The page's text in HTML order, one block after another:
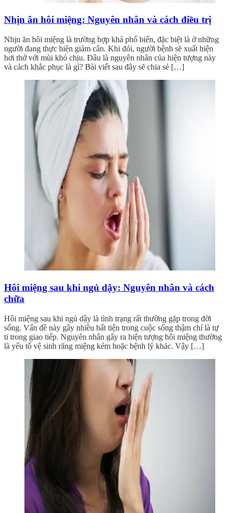
Nhịn ăn hôi miệng: Nguyên nhân và cách điều trị
Nhịn ăn hôi miệng là trường hợp khá phổ biến, đặc biệt là ở những
người đang thực hiện giảm cân. Khi đói, người bệnh sẽ xuất hiện
hơi thở với mùi khó chịu. Đâu là nguyên nhân của hiện tượng này
và cách khắc phục là gì? Bài viết sau đây sẽ chia sẻ […]
Hôi miệng sau khi ngủ dậy: Nguyên nhân và cách
chữa
Hôi miệng sau khi ngủ dậy là tình trạng rất thường gặp trong đời
sống. Vấn đề này gây nhiều bất tiện trong cuộc sống thậm chí là tự
ti trong giao tiếp. Nguyên nhân gây ra hiện tượng hôi miệng thường
là yếu tố vệ sinh răng miệng kém hoặc bệnh lý khác. Vậy […]